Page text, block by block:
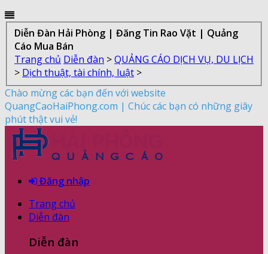
Diễn Đàn Hải Phòng | Đăng Tin Rao Vặt | Quảng
Cáo Mua Bán
Trang chủ Diễn đàn >QUẢNG CÁO DỊCH VỤ, DU LỊCH
> Dịch thuật, tài chính, luật >
Chào mừng các bạn đến với website
QuangCaoHaiPhong.com | Chúc các bạn có những giây
phút thật vui vẻ!
Đăng nhập
Trang chủ
Diễn đàn
Diễn đàn